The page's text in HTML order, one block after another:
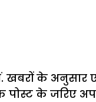
खबरों के
पोस्ट के जरिए